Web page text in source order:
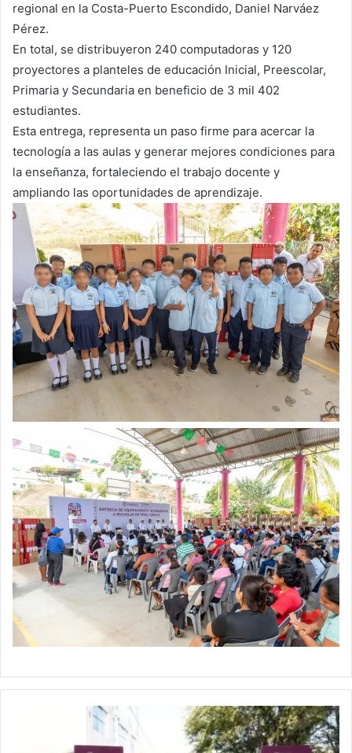
regional en la Costa-Puerto Escondido, Daniel Narváez
Pérez.
En total, se distribuyeron 240 computadoras y 120
proyectores a planteles de educación Inicial, Preescolar,
Primaria y Secundaria en beneficio de 3 mil 402
estudiantes.
Esta entrega, representa un paso firme para acercar la
tecnología a las aulas y generar mejores condiciones para
la enseñanza, fortaleciendo el trabajo docente y
ampliando las oportunidades de aprendizaje.